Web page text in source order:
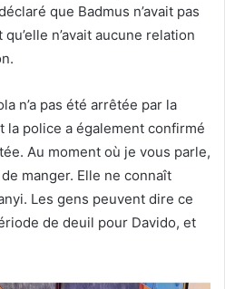
que Badmus n’avait pas
n’avait aucune relation
n’a pas été arrêtée par la
la police a également confirmé
Au moment où je vous parle,
manger. Elle ne connaît
Les gens peuvent dire ce
de deuil pour Davido, et